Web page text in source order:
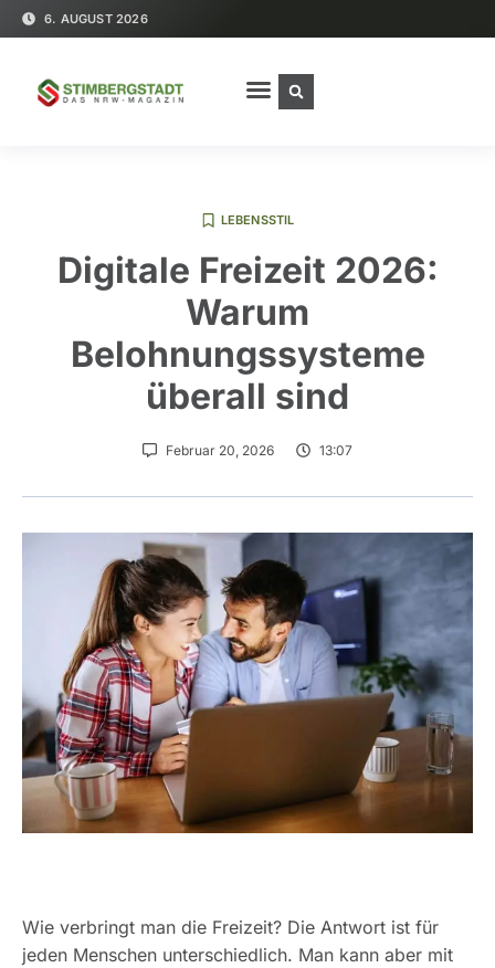
6. AUGUST 2026
LEBENSSTIL
Digitale Freizeit 2026:
Warum
Belohnungssysteme
überall sind
Februar 20, 2026 13:07
Wie verbringt man die Freizeit? Die Antwort ist für
jeden Menschen unterschiedlich. Man kann aber mit